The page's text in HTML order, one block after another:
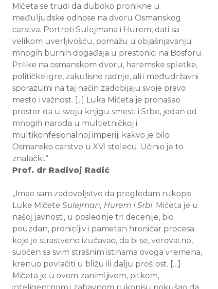
Mičeta se trudi da duboko pronikne u
međuljudske odnose na dvoru Osmanskog
carstva. Portreti Sulejmana i Hurem, dati sa
velikom uverljivošću, pomažu u objašnjavanju
mnogih burnih događaja u prestonici na Bosforu.
Prilike na osmanskom dvoru, haremske spletke,
političke igre, zakulisne radnje, ali i međudržavni
sporazumi na taj način zadobijaju svoje pravo
mesto i važnost. [...] Luka Mičeta je pronašao
prostor da u svoju knjigu smesti i Srbe, jedan od
mnogih naroda u multietničkoj i
multikonfesionalnoj imperiji kakvo je bilo
Osmansko carstvo u XVI stoleću. Učinio je to
znalački.“
Prof. dr Radivoj Radić
„Imao sam zadovoljstvo da pregledam rukopis
Luke Mičete Sulejman, Hurem i Srbi. Mičeta je u
našoj javnosti, u poslednje tri decenije, bio
pouzdan, pronicljiv i pametan hroničar procesa
koje je strastveno izučavao, da bi se, verovatno,
suočen sa svim strašnim istinama ovoga vremena,
krenuo povlačiti u bližu ili dalju prošlost. […]
Mičeta je u ovom zanimljivom, pitkom,